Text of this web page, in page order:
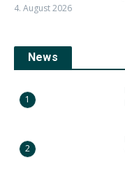
4. August 2026
News
1
2